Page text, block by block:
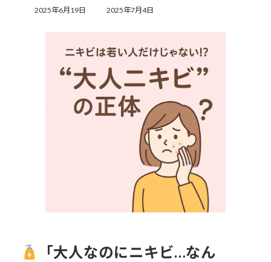
2025年6月19日
最
更
日
2025年7月4日
「大人なのにニキビ…なん